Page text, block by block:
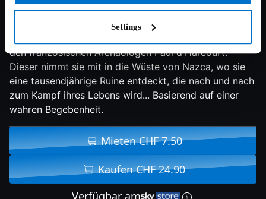
Settings
7.4/10 2025 95 min Abenteuer
den französischen Archäologen Paul d'Harcourt.
Dieser nimmt sie mit in die Wüste von Nazca, wo sie
eine tausendjährige Ruine entdeckt, die nach und nach
zum Kampf ihres Lebens wird... Basierend auf einer
wahren Begebenheit.
Mieten CHF 7.50
Kaufen CHF 24.90
Verfügbar am